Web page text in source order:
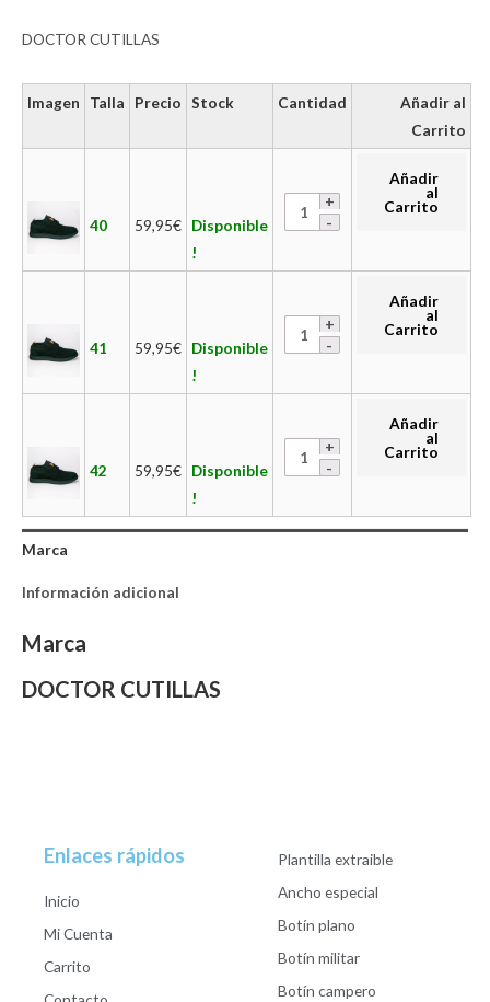
DOCTOR CUTILLAS
Imagen Talla Precio Stock Cantidad
Añadir al
Carrito
40 59,95€ Disponible
!
Añadir
al
Carrito
41 59,95€ Disponible
!
Añadir
al
Carrito
42 59,95€ Disponible
!
Añadir
al
Carrito
Marca
Información adicional
Marca
DOCTOR CUTILLAS
Enlaces rápidos
Inicio
Mi Cuenta
Carrito
Plantilla extraible
Ancho especial
Botín plano
Botín militar
Botín campero